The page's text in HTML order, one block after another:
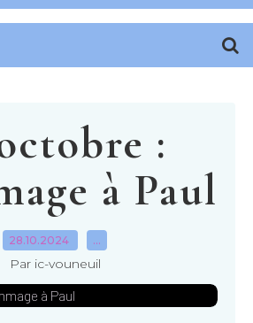
:
à Paul
28.10.2024 …
Par ic-vouneuil